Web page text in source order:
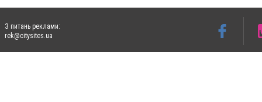
З питань реклами:
rek@citysites.ua